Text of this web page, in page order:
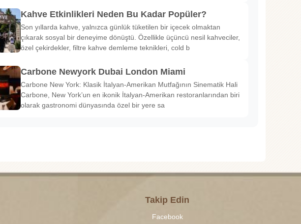
Kahve Etkinlikleri Neden Bu Kadar Popüler?
Son yıllarda kahve, yalnızca günlük tüketilen bir içecek olmaktan
çıkarak sosyal bir deneyime dönüştü. Özellikle üçüncü nesil kahveciler,
özel çekirdekler, filtre kahve demleme teknikleri, cold b
Carbone Newyork Dubai London Miami
Carbone New York: Klasik İtalyan-Amerikan Mutfağının Sinematik Hali
Carbone, New York’un en ikonik İtalyan-Amerikan restoranlarından biri
olarak gastronomi dünyasında özel bir yere sa
Takip Edin
Facebook